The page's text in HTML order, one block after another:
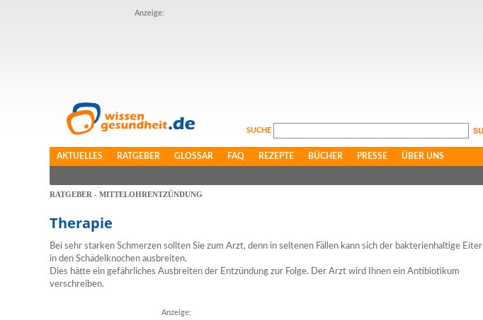
Anzeige:
SUCHE
AKTUELLES RATGEBER GLOSSAR FAQ REZEPTE BÜCHER PRESSE ÜBER UNS
RATGEBER - MITTELOHRENTZÜNDUNG
Therapie
Bei sehr starken Schmerzen sollten Sie zum Arzt, denn in seltenen Fällen kann sich der bakterienhaltige Eiter
in den Schädelknochen ausbreiten.
Dies hätte ein gefährliches Ausbreiten der Entzündung zur Folge. Der Arzt wird Ihnen ein Antibiotikum
verschreiben.
Anzeige: